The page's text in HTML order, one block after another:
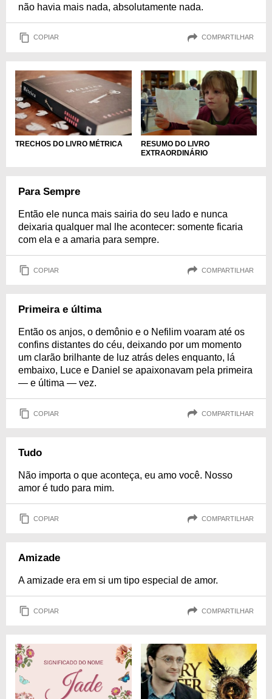
não havia mais nada, absolutamente nada.
COPIAR COMPARTILHAR
TRECHOS DO LIVRO MÉTRICA
RESUMO DO LIVRO
EXTRAORDINÁRIO
Para Sempre
Então ele nunca mais sairia do seu lado e nunca
deixaria qualquer mal lhe acontecer: somente ficaria
com ela e a amaria para sempre.
COPIAR COMPARTILHAR
Primeira e última
Então os anjos, o demônio e o Nefilim voaram até os
confins distantes do céu, deixando por um momento
um clarão brilhante de luz atrás deles enquanto, lá
embaixo, Luce e Daniel se apaixonavam pela primeira
— e última — vez.
COPIAR COMPARTILHAR
Tudo
Não importa o que aconteça, eu amo você. Nosso
amor é tudo para mim.
COPIAR COMPARTILHAR
Amizade
A amizade era em si um tipo especial de amor.
COPIAR COMPARTILHAR